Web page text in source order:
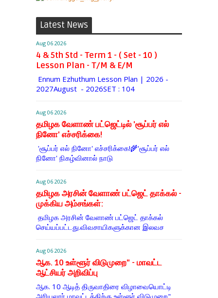
Latest News
Aug 06 2026
4 & 5th Std - Term 1 - ( Set - 10 )
Lesson Plan - T/M & E/M
Ennum Ezhuthum Lesson Plan | 2026 -
2027August - 2026SET : 104
Aug 06 2026
தமிழக வேளாண் பட்ஜெட்டில் 'சூப்பர் எல்
நினோ' எச்சரிக்கை!
'சூப்பர் எல் நினோ' எச்சரிக்கை!🌾‘சூப்பர் எல்
நினோ' நிகழ்வினால் நாடு
Aug 06 2026
தமிழக அரசின் வேளாண் பட்ஜெட் தாக்கல் -
முக்கிய அம்சங்கள்:
தமிழக அரசின் வேளாண் பட்ஜெட் தாக்கல்
செய்யப்பட்டது.விவசாயிகளுக்கான இலவச
Aug 06 2026
ஆக. 10 உள்ளூர் விடுமுறை" - மாவட்ட
ஆட்சியர் அறிவிப்பு
ஆக. 10 ஆடித் திருவாதிரை விழாவையொட்டி